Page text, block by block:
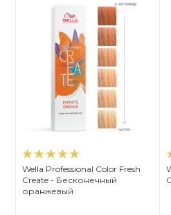
Wella Professional Color Fresh
Create - Бесконечный
оранжевый